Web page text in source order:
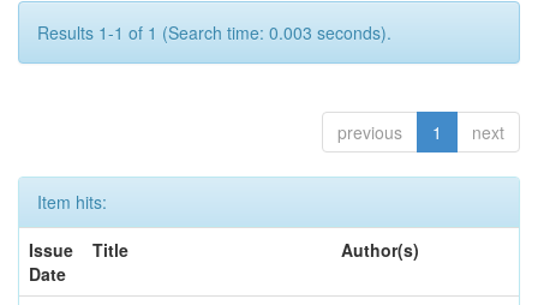
Results 1-1 of 1 (Search time: 0.003 seconds).
previous 1 next
Item hits:
Issue
Date
Title Author(s)